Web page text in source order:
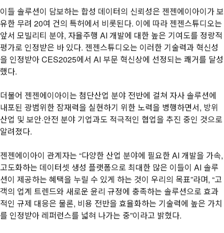
이들 솔루션이 담보하는 합성 데이터의 신뢰성은 젠젠에이아이가 보
유한 무려 20여 건의 특허에서 비롯된다. 이에 따라 젠젠스튜디오는
앞서 모빌리티 분야, 자율주행 AI 개발에 대한 높은 기여도를 정량적
평가로 인정받은 바 있다. 젠젠스튜디오는 이러한 기술력과 혁신성
을 인정받아 CES2025에서 AI 부문 혁신상에 선정되는 쾌거를 달성
했다.
더불어 젠젠에이아이는 첨단산업 분야 전반에 걸쳐 자사 솔루션에
내포된 광범위한 잠재력을 실현하기 위한 노력을 병행하면서, 방위
산업 및 보안·안전 분야 기업과도 적극적인 협업을 추진 중인 것으로
알려졌다.
젠젠에이아이 관계자는 “다양한 산업 분야에 필요한 AI 개발을 가속,
고도화하는 데이터셋 생성 플랫폼으로 최대한 많은 이들이 AI 솔루
션이 제공하는 혜택을 누릴 수 있게 하는 것이 우리의 목표”라며, “고
객의 업계 트렌드와 새로운 윤리 규정에 충족하는 솔루션으로 효과
적인 규제 대응은 물론, 비용 전반을 효율화하는 기술력에 높은 가치
를 인정받아 레퍼런스를 넓혀 나가는 중”이라고 밝혔다.